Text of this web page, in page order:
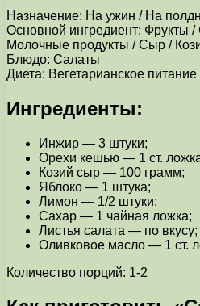
Назначение: На ужин / На
Основной ингредиент: Фрукты
Молочные продукты / Сыр /
Блюдо: Салаты
Диета: Вегетарианское питание
Ингредиенты:
Инжир — 3 штуки;
Орехи кешью — 1 ст.
Козий сыр — 100 грамм;
Яблоко — 1 штука;
Лимон — 1/2 штуки;
Сахар — 1 чайная ложка;
Листья салата — по вкусу;
Оливковое масло — 1 ст.
Количество порций: 1-2